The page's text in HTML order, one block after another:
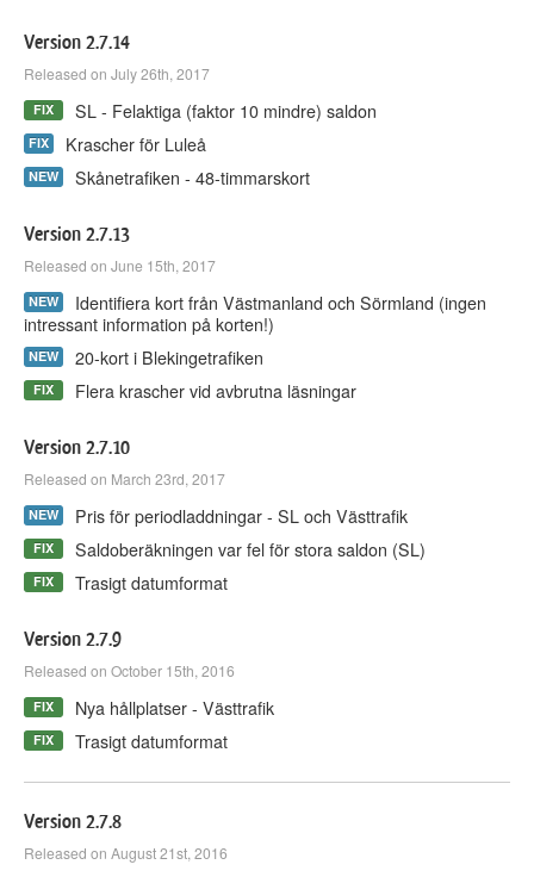
Version 2.7.14
Released on July 26th, 2017
FIX SL - Felaktiga (faktor 10 mindre) saldon
FIX Krascher för Luleå
NEW Skånetrafiken - 48-timmarskort
Version 2.7.13
Released on June 15th, 2017
NEW
Identifiera kort från Västmanland och Sörmland (ingen
intressant information på korten!)
NEW 20-kort i Blekingetrafiken
FIX Flera krascher vid avbrutna läsningar
Version 2.7.10
Released on March 23rd, 2017
NEW Pris för periodladdningar - SL och Västtrafik
FIX Saldoberäkningen var fel för stora saldon (SL)
FIX Trasigt datumformat
Version 2.7.9
Released on October 15th, 2016
FIX Nya hållplatser - Västtrafik
FIX Trasigt datumformat
Version 2.7.8
Released on August 21st, 2016